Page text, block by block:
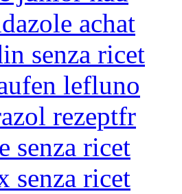
achat
senza ricet
lefluno
rezeptfr
senza ricet
senza ricet